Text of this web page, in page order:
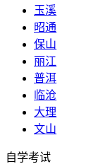
玉溪
昭通
保山
丽江
普洱
临沧
大理
文山
自学考试